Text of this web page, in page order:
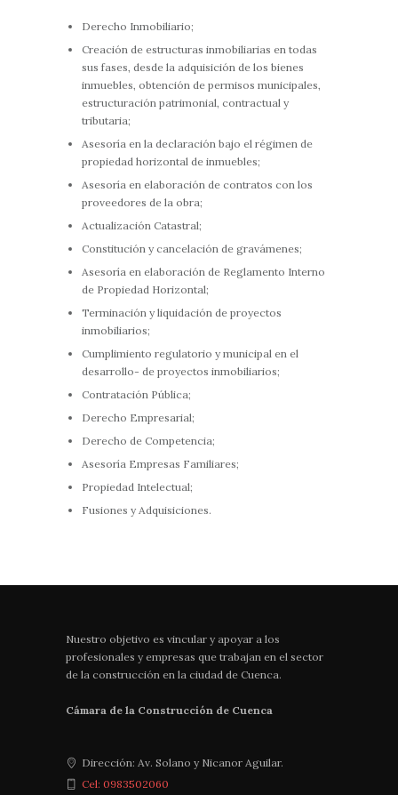
Derecho Inmobiliario;
Creación de estructuras inmobiliarias en todas
sus fases, desde la adquisición de los bienes
inmuebles, obtención de permisos municipales,
estructuración patrimonial, contractual y
tributaria;
Asesoría en la declaración bajo el régimen de
propiedad horizontal de inmuebles;
Asesoría en elaboración de contratos con los
proveedores de la obra;
Actualización Catastral;
Constitución y cancelación de gravámenes;
Asesoría en elaboración de Reglamento Interno
de Propiedad Horizontal;
Terminación y liquidación de proyectos
inmobiliarios;
Cumplimiento regulatorio y municipal en el
desarrollo- de proyectos inmobiliarios;
Contratación Pública;
Derecho Empresarial;
Derecho de Competencia;
Asesoría Empresas Familiares;
Propiedad Intelectual;
Fusiones y Adquisiciones.
Nuestro objetivo es vincular y apoyar a los
profesionales y empresas que trabajan en el sector
de la construcción en la ciudad de Cuenca.
Cámara de la Construcción de Cuenca
Dirección: Av. Solano y Nicanor Aguilar.
Cel: 0983502060